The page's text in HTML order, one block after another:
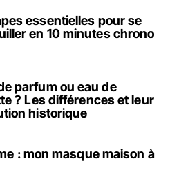
essentielles pour se
en 10 minutes chrono
parfum ou eau de
? Les différences et leur
historique
: mon masque maison à